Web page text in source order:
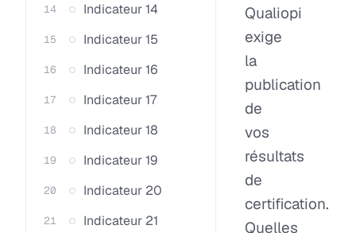
14 Indicateur 14
15 Indicateur 15
16 Indicateur 16
17 Indicateur 17
18 Indicateur 18
19 Indicateur 19
20 Indicateur 20
21 Indicateur 21
Qualiopi
exige
la
publication
de
vos
résultats
de
certification.
Quelles